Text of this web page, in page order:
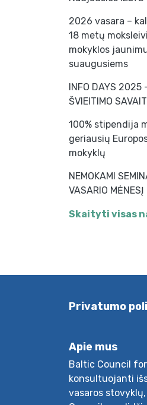
2026 vasara –
18 metų
mokyklos
suaugusiems
INFO DAYS 2025
ŠVIEITIMO
100% stipendija
geriausių
mokyklų
NEMOKAMI
VASARIO MĖNESĮ
Skaityti visas
Privatumo
Apie mus
Baltic Council
konsultuojanti
vasaros